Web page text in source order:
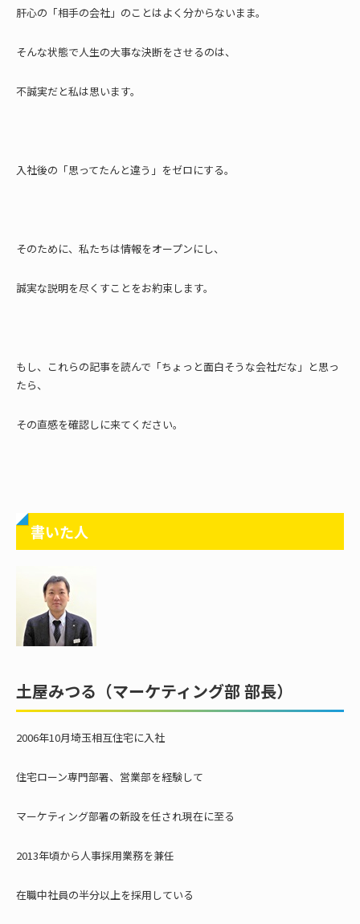
肝心の「相手の会社」のことはよく分からないまま。
そんな状態で人生の大事な決断をさせるのは、
不誠実だと私は思います。
入社後の「思ってたんと違う」をゼロにする。
そのために、私たちは情報をオープンにし、
誠実な説明を尽くすことをお約束します。
もし、これらの記事を読んで「ちょっと面白そうな会社だな」と思っ
たら、
その直感を確認しに来てください。
書いた人
土屋みつる（マーケティング部 部長）
2006年10月埼玉相互住宅に入社
住宅ローン専門部署、営業部を経験して
マーケティング部署の新設を任され現在に至る
2013年頃から人事採用業務を兼任
在職中社員の半分以上を採用している